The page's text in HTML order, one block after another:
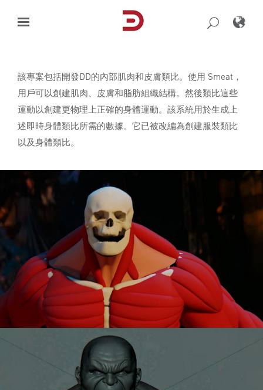
content
該專案包括開發DD的內部肌肉和皮膚類比。使用 Smeat，
用戶可以創建肌肉、皮膚和脂肪組織結構。然後類比這些
運動以創建更物理上正確的身體運動。該系統用於生成上
述即時身體類比所需的數據。它已被改編為創建服裝類比
以及身體類比。